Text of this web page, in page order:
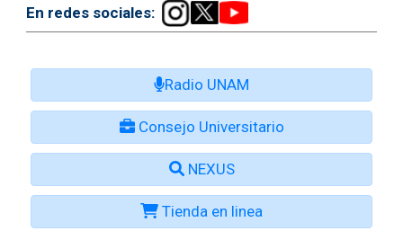
En redes sociales:
Radio UNAM
Consejo Universitario
NEXUS
Tienda en linea